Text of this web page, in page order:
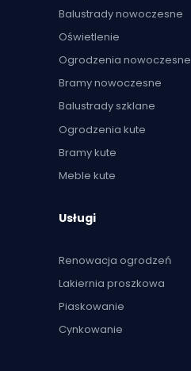
Balustrady nowoczesne
Oświetlenie
Ogrodzenia nowoczesne
Bramy nowoczesne
Balustrady szklane
Ogrodzenia kute
Bramy kute
Meble kute
Usługi
Renowacja ogrodzeń
Lakiernia proszkowa
Piaskowanie
Cynkowanie